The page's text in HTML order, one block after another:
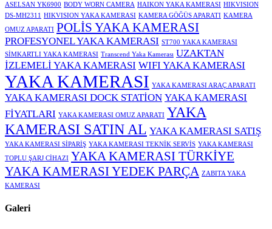
ASELSAN YK6900 BODY WORN CAMERA HAIKON YAKA KAMERASI HIKVISION
DS-MH2311
HIKVISION YAKA KAMERASI KAMERA GÖĞÜS APARATI KAMERA
OMUZ APARATI POLİS YAKA KAMERASI
PROFESYONEL YAKA KAMERASI ST700 YAKA KAMERASI
SİMKARTLI YAKA KAMERASI Transcend Yaka Kamerası UZAKTAN
İZLEMELİ YAKA KAMERASI WIFI YAKA KAMERASI
YAKA KAMERASI YAKA KAMERASI ARAÇ APARATI
YAKA KAMERASI DOCK STATİON YAKA KAMERASI
FİYATLARI YAKA KAMERASI OMUZ APARATI YAKA
KAMERASI SATIN AL YAKA KAMERASI SATIŞ
YAKA KAMERASI SİPARİŞ YAKA KAMERASI TEKNİK SERVİS YAKA KAMERASI
TOPLU ŞARJ CİHAZI YAKA KAMERASI TÜRKİYE
YAKA KAMERASI YEDEK PARÇA ZABITA YAKA
KAMERASI
Galeri